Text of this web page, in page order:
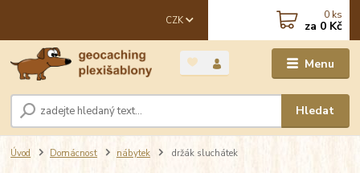
Menu
CZK
Hledat
0 ks
za 0 Kč
Úvod Domácnost nábytek držák sluchátek